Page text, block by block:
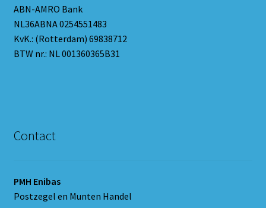
ABN-AMRO Bank
NL36ABNA 0254551483
KvK.: (Rotterdam) 69838712
BTW nr.: NL 001360365B31
Contact
PMH Enibas
Postzegel en Munten Handel